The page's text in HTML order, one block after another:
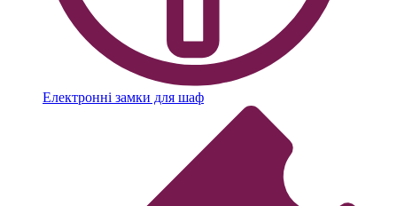
Електронні замки для шаф